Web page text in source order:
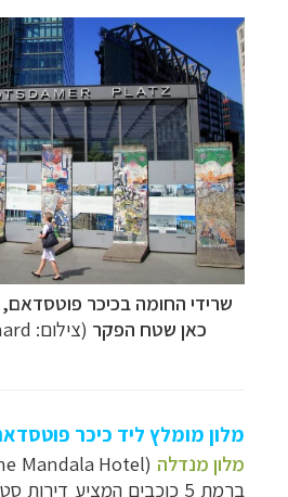
כאן שטח הפקר (צילום:
מלון מומלץ ליד כיכר
מלון מנדלה (
Mandala Hotel
ברמת 5 כוכבים המציע דירות